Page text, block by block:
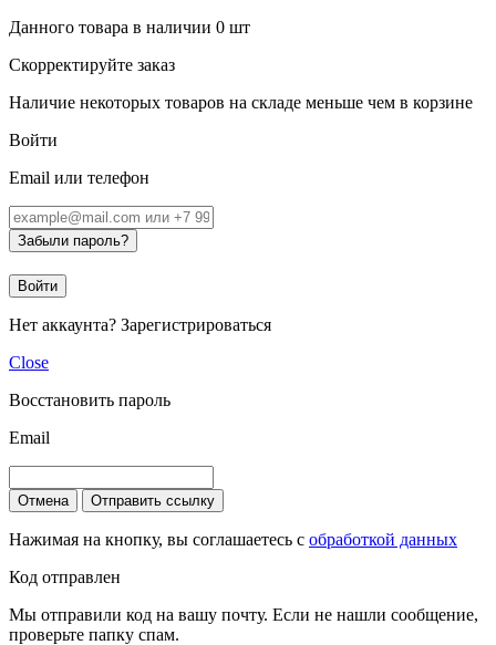
Данного товара в наличии 0 шт
Скорректируйте заказ
Наличие некоторых товаров на складе меньше чем в корзине
Войти
Email или телефон
Забыли пароль?
Войти
Нет аккаунта? Зарегистрироваться
Close
Восстановить пароль
Email
Отмена Отправить ссылку
Нажимая на кнопку, вы соглашаетесь с обработкой данных
Код отправлен
Мы отправили код на вашу почту. Если не нашли сообщение,
проверьте папку спам.